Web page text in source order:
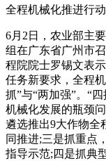
全程机械化推进行
6月2日，农业部主
组在广东省广州市
程院院士罗锡文表
任务新要求，全程
抓”与“两加强”。“
机械化发展的瓶颈
遴选推出9大作物全
同推进;三是抓重点
指导示范;四是抓典